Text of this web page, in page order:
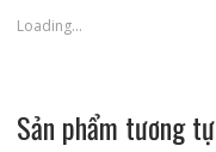
Loading...
Sản phẩm tương tự